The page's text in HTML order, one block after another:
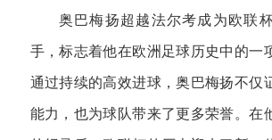
奥巴梅扬超越法尔考成为欧联
手，标志着他在欧洲足球历史中的一
通过持续的高效进球，奥巴梅扬不仅
能力，也为球队带来了更多荣誉。在